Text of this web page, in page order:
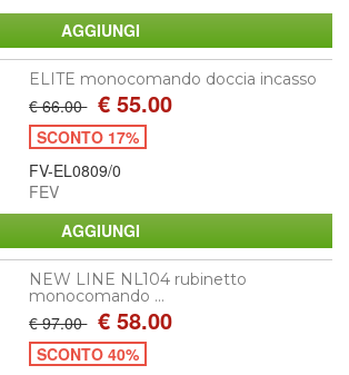
ELITE monocomando doccia incasso
€ 66.00 € 55.00
SCONTO 17%
FV-EL0809/0
FEV
NEW LINE NL104 rubinetto
monocomando ...
€ 97.00 € 58.00
SCONTO 40%